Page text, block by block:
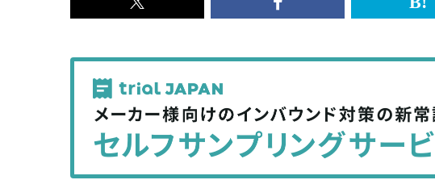
x<br>
記
事
を
シ
ェ
Facebook<br>
記
を
シ
ェ
は
な
ッ
ク
マ